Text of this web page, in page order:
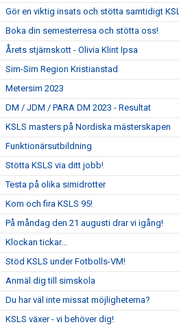
Gör en viktig insats och stötta samtidigt
Boka din semesterresa och stötta oss!
Årets stjärnskott - Olivia Klint Ipsa
Sim-Sim Region Kristianstad
Metersim 2023
DM / JDM / PARA DM 2023 - Resultat
KSLS masters på Nordiska mästerskapen
Funktionärsutbildning
Stötta KSLS via ditt jobb!
Testa på olika simidrotter
Kom och fira KSLS 95!
På måndag den 21 augusti drar vi igång!
Klockan tickar...
Stöd KSLS under Fotbolls-VM!
Anmäl dig till simskola
Du har väl inte missat möjligheterna?
KSLS växer - vi behöver dig!